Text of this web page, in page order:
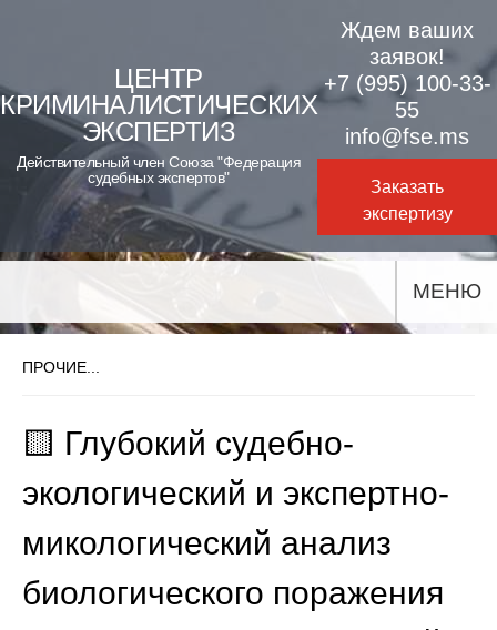
content
ЦЕНТР
КРИМИНАЛИСТИЧЕСКИХ
ЭКСПЕРТИЗ
Действительный член Союза "Федерация
судебных экспертов"
Ждем ваших
заявок!
+7 (995) 100-33-
55
info@fse.ms
Заказать
экспертизу
МЕНЮ
ПРОЧИЕ...
🟨 Глубокий судебно-
экологический и экспертно-
микологический анализ
биологического поражения